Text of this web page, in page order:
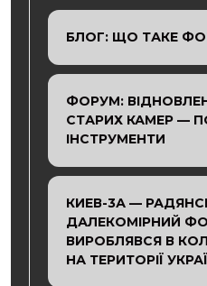
БЛОГ: ЩО ТАКЕ
ФОРУМ:
СТАРИХ КАМЕР —
ІНСТРУМЕНТИ
КИЕВ-3А —
ДАЛЕКОМІРНИЙ
ВИРОБЛЯВСЯ В
НА ТЕРИТОРІЇ